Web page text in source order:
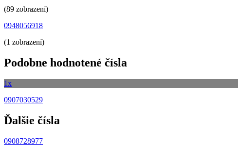
(89 zobrazení)
0948056918
(1 zobrazení)
Podobne hodnotené čísla
1x
0907030529
Ďalšie čísla
0908728977